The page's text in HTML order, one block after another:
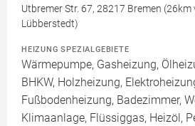
Utbremer Str. 67, 28217 Bremen (26km
Lübberstedt)
HEIZUNG SPEZIALGEBIETE
Wärmepumpe, Gasheizung,
BHKW, Holzheizung,
Fußbodenheizung, Badezimmer,
Klimaanlage, Flüssiggas, Heizöl,